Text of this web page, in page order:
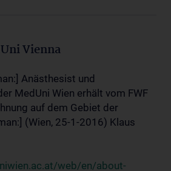
Vienna
Anästhesist und
MedUni Wien erhält vom FWF
auf dem Gebiet der
(Wien, 25-1-2016) Klaus
web/en/about-